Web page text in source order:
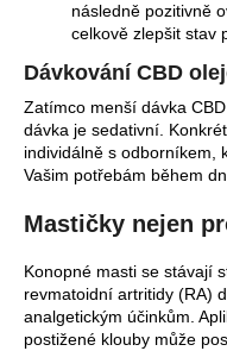
následně pozitivně
celkově zlepšit stav
Dávkování CBD
Zatímco menší dávka
dávka je sedativní.
individálně s odborníkem,
Vašim potřebám během
Mastičky nejen
Konopné masti se stávají
revmatoidní artritidy (RA)
analgetickým účinkům.
postižené klouby může